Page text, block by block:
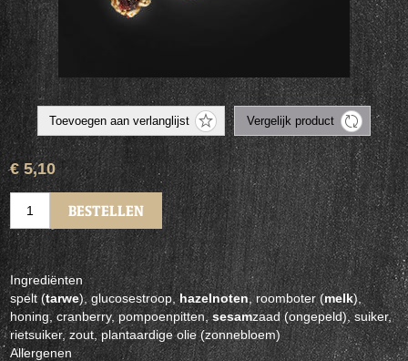
€ 5,10
Ingrediënten
spelt (tarwe), glucosestroop,hazelnoten, roomboter (melk),
honing, cranberry, pompoenpitten,sesamzaad (ongepeld), suiker,
rietsuiker, zout, plantaardige olie (zonnebloem)
Allergenen